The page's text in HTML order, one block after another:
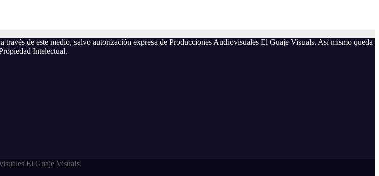
de este medio, salvo autorización expresa de Producciones Audiovisuales El Guaje Visuals. Así mismo queda
Intelectual.
El Guaje Visuals.